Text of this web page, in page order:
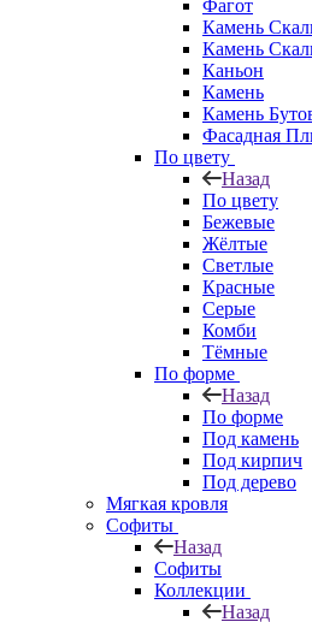
Фагот
Камень
Камень
Каньон
Камень
Камень
Фасадная
По цвету
Назад
По цвету
Бежевые
Жёлтые
Светлые
Красные
Серые
Комби
Тёмные
По форме
Назад
По форме
Под камень
Под кирпич
Под дерево
Мягкая кровля
Софиты
Назад
Софиты
Коллекции
Назад